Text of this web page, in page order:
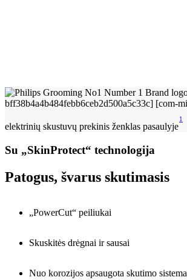
elektrinių skustuvų prekinis ženklas pasaulyje
1
Su „SkinProtect“ technologija
Patogus, švarus skutimasis
„PowerCut“ peiliukai
Skuskitės drėgnai ir sausai
Nuo korozijos apsaugota skutimo sistema